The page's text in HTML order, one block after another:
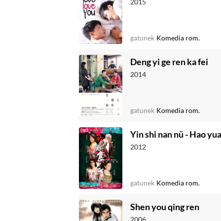
gatunek Komedia rom.
Deng yi ge ren ka fei
2014
gatunek Komedia rom.
Yin shi nan nü - Hao
2012
gatunek Komedia rom.
Shen you qing ren
2006